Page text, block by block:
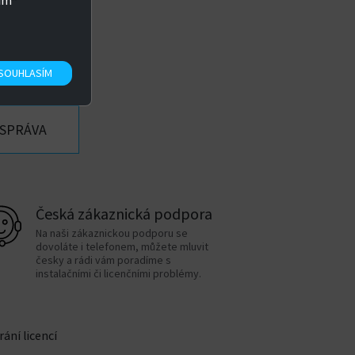
App-V, VMware, Parallels, Virtual PC a
Česká zákaznická podpora
Na naši zákaznickou podporu se
dovoláte i telefonem, můžete mluvit
česky a rádi vám poradíme s
instalačními či licenčními problémy.
licencí